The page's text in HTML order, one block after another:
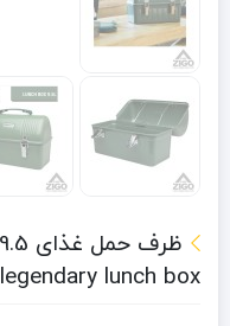
legendary lunch box